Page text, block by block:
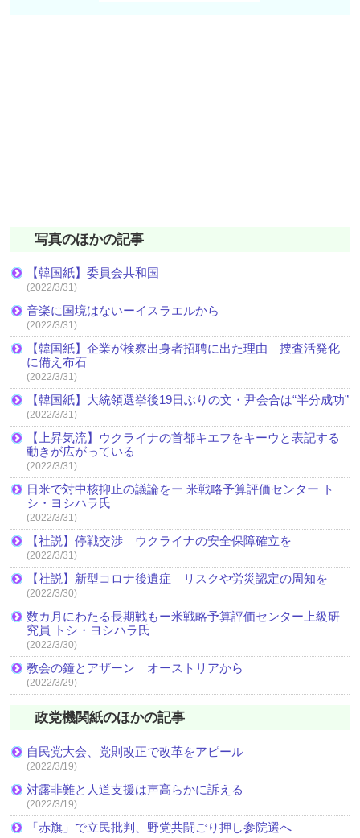
写真のほかの記事
【韓国紙】委員会共和国
(2022/3/31)
音楽に国境はないーイスラエルから
(2022/3/31)
【韓国紙】企業が検察出身者招聘に出た理由 捜査活発化
に備え布石
(2022/3/31)
【韓国紙】大統領選挙後19日ぶりの文・尹会合は“半分成功”
(2022/3/31)
【上昇気流】ウクライナの首都キエフをキーウと表記する
動きが広がっている
(2022/3/31)
日米で対中核抑止の議論をー 米戦略予算評価センター ト
シ・ヨシハラ氏
(2022/3/31)
【社説】停戦交渉 ウクライナの安全保障確立を
(2022/3/31)
【社説】新型コロナ後遺症 リスクや労災認定の周知を
(2022/3/30)
数カ月にわたる長期戦もー米戦略予算評価センター上級研
究員 トシ・ヨシハラ氏
(2022/3/30)
教会の鐘とアザーン オーストリアから
(2022/3/29)
政党機関紙のほかの記事
自民党大会、党則改正で改革をアピール
(2022/3/19)
対露非難と人道支援は声高らかに訴える
(2022/3/19)
「赤旗」で立民批判、野党共闘ごり押し参院選へ